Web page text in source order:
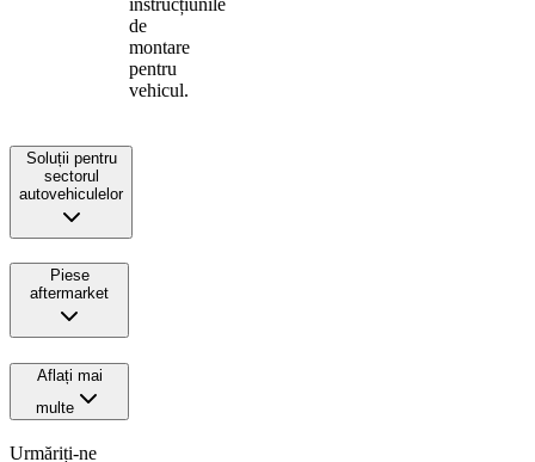
de
montare
pentru
vehicul.
Soluții pentru
sectorul
autovehiculelor
Piese
aftermarket
Aflați mai
multe
Urmăriți-ne